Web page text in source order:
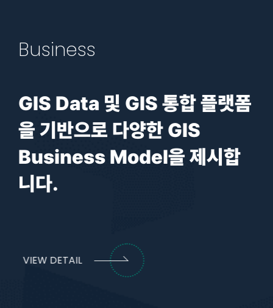
Business
GIS Data 및 GIS 통합 플랫폼
을 기반으로 다양한 GIS
Business Model을 제시합
니다.
VIEW DETAIL